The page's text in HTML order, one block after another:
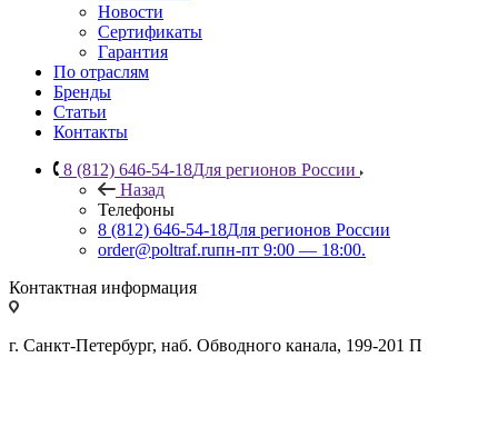
Новости
Сертификаты
Гарантия
По отраслям
Бренды
Статьи
Контакты
8 (812) 646-54-18Для регионов России
Назад
Телефоны
8 (812) 646-54-18Для регионов России
order@poltraf.ruпн-пт 9:00 — 18:00.
Контактная информация
г. Санкт-Петербург, наб. Обводного канала, 199-201 П